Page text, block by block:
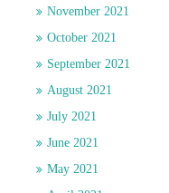
November 2021
October 2021
September 2021
August 2021
July 2021
June 2021
May 2021